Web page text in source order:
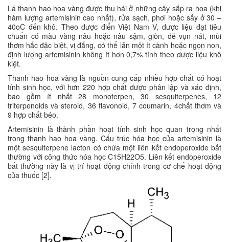
Lá thanh hao hoa vàng được thu hái ở những cây sắp ra hoa (khi
hàm lượng artemisinin cao nhất), rửa sạch, phơi hoặc sấy ở 30 –
40oC đến khô. Theo dược điển Việt Nam V, dược liệu đạt tiêu
chuẩn có màu vàng nâu hoặc nâu sậm, giòn, dễ vụn nát, mùi
thơm hắc đặc biệt, vị đắng, có thể lẫn một ít cành hoặc ngọn non,
định lượng artemisinin không ít hơn 0,7% tính theo dược liệu khô
kiệt.
Thanh hao hoa vàng là nguồn cung cấp nhiều hợp chất có hoạt
tính sinh học, với hơn 220 hợp chất được phân lập và xác định,
bao gồm ít nhất 28 monoterpen, 30 sesquiterpenes, 12
triterpenoids và steroid, 36 flavonoid, 7 coumarin, 4chất thơm và
9 hợp chất béo.
Artemisinin là thành phần hoạt tính sinh học quan trọng nhất
trong thanh hao hoa vàng. Cấu trúc hóa học của artemisinin là
một sesquiterpene lacton có chứa một liên kết endoperoxide bất
thường với công thức hóa học C15H22O5. Liên kết endoperoxide
bất thường này là vị trí hoạt động chính trong cơ chế hoạt động
của thuốc [2].